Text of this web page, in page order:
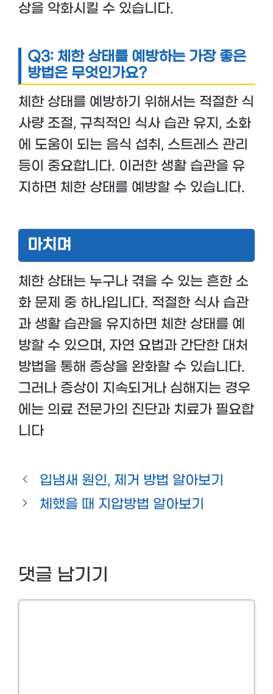
상을 악화시킬 수 있습니다.
Q3: 체한 상태를 예방하는 가장 좋은
방법은 무엇인가요?
체한 상태를 예방하기 위해서는 적절한 식
사량 조절, 규칙적인 식사 습관 유지, 소화
에 도움이 되는 음식 섭취, 스트레스 관리
등이 중요합니다. 이러한 생활 습관을 유
지하면 체한 상태를 예방할 수 있습니다.
마치며
체한 상태는 누구나 겪을 수 있는 흔한 소
화 문제 중 하나입니다. 적절한 식사 습관
과 생활 습관을 유지하면 체한 상태를 예
방할 수 있으며, 자연 요법과 간단한 대처
방법을 통해 증상을 완화할 수 있습니다.
그러나 증상이 지속되거나 심해지는 경우
에는 의료 전문가의 진단과 치료가 필요합
니다
입냄새 원인, 제거 방법 알아보기
체했을 때 지압방법 알아보기
댓글 남기기